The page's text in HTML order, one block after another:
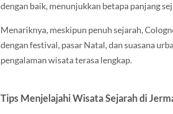
dengan baik, menunjukkan betapa panjang
Menariknya, meskipun penuh sejarah,
dengan festival, pasar Natal, dan suasana
pengalaman wisata terasa lengkap.
Tips Menjelajahi Wisata Sejarah di